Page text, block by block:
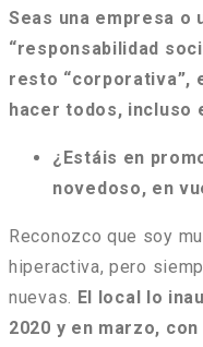
Seas una empresa o
“responsabilidad
resto “corporativa”,
hacer todos, incluso
¿Estáis en
novedoso, en
Reconozco que soy
hiperactiva, pero
nuevas. El local lo
2020 y en marzo,